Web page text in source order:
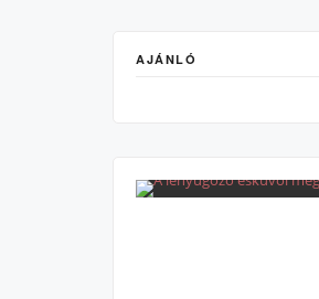
AJÁNLÓ